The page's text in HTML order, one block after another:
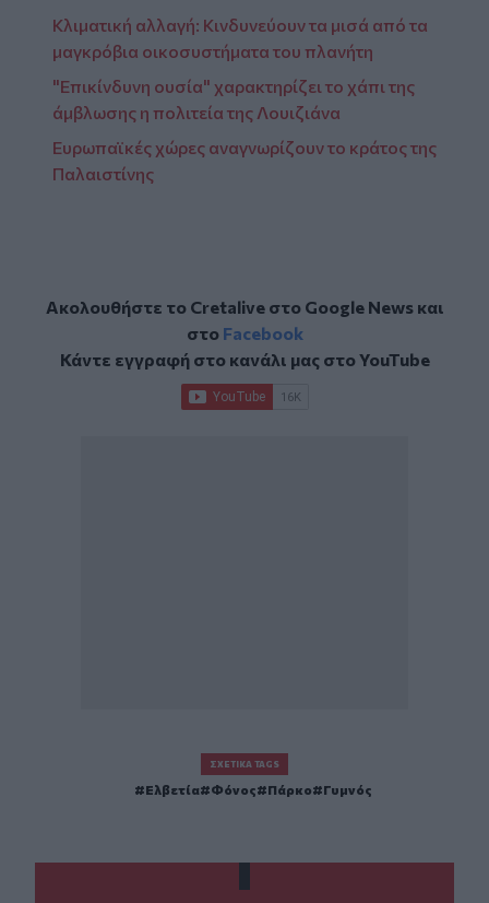
Κλιματική αλλαγή: Κινδυνεύουν τα μισά από τα
μαγκρόβια οικοσυστήματα του πλανήτη
"Επικίνδυνη ουσία" χαρακτηρίζει το χάπι της
άμβλωσης η πολιτεία της Λουιζιάνα
Ευρωπαϊκές χώρες αναγνωρίζουν το κράτος της
Παλαιστίνης
Ακολουθήστε το Cretalive στο Google Newsκαι
στο Facebook
Κάντε εγγραφή στο κανάλι μας στοYouTube
ΣΧΕΤΙΚΆ TAGS
Ελβετία Φόνος Πάρκο Γυμνός